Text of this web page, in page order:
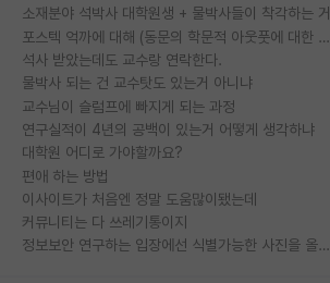
소재분야 석박사 대학원생 + 물박사들이 착각하는 거
포스텍 억까에 대해 (동문의 학문적 아웃풋에 대한 반박)
석사 받았는데도 교수랑 연락한다.
물박사 되는 건 교수탓도 있는거 아니냐
교수님이 슬럼프에 빠지게 되는 과정
연구실적이 4년의 공백이 있는거 어떻게 생각하냐
대학원 어디로 가야할까요?
편애 하는 방법
이사이트가 처음엔 정말 도움많이됐는데
커뮤니티는 다 쓰레기통이지
정보보안 연구하는 입장에선 식별가능한 사진을 올리는건 비추이긴함